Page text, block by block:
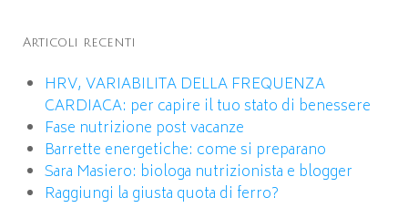
Articoli recenti
HRV, VARIABILITA DELLA FREQUENZA
CARDIACA: per capire il tuo stato di benessere
Fase nutrizione post vacanze
Barrette energetiche: come si preparano
Sara Masiero: biologa nutrizionista e blogger
Raggiungi la giusta quota di ferro?